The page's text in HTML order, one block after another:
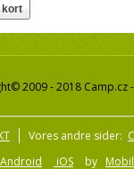
2009 - 2018
Vores andre sider:
Android iOS by